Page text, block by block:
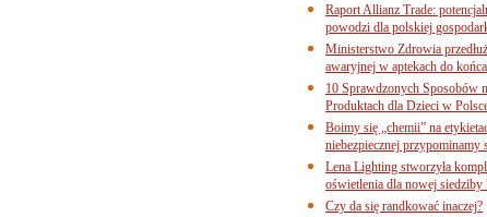
Raport Allianz Trade:
powodzi dla polskiej
Ministerstwo Zdrowia
awaryjnej w aptekach do
10 Sprawdzonych Sposobów
Produktach dla Dzieci w
Boimy się „chemii” na
niebezpiecznej
Lena Lighting stworzyła
oświetlenia dla nowej
Czy da się randkować inaczej?